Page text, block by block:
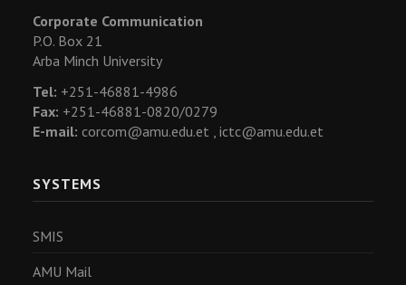
Corporate Communication
P.O. Box 21
Arba Minch University
Tel: +251-46881-4986
Fax: +251-46881-0820/0279
E-mail: corcom@amu.edu.et , ictc@amu.edu.et
SYSTEMS
SMIS
AMU Mail